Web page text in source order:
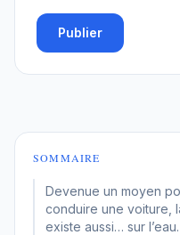
Publier
SOMMAIRE
Devenue un moyen
conduire une voiture,
existe aussi… sur